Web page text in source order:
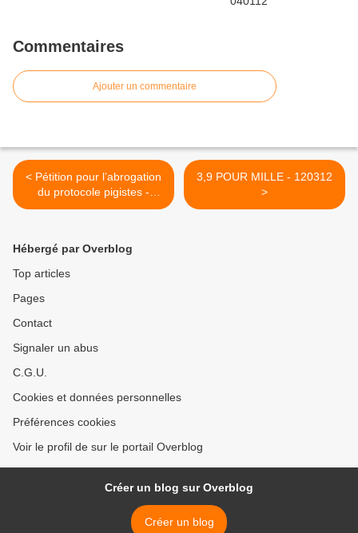
Commentaires
Ajouter un commentaire
< Pétition pour l’abrogation
du protocole pigistes -
090312
3,9 POUR MILLE - 120312
>
Hébergé par Overblog
Top articles
Pages
Contact
Signaler un abus
C.G.U.
Cookies et données personnelles
Préférences cookies
Voir le profil de sur le portail Overblog
Créer un blog sur Overblog
Créer un blog